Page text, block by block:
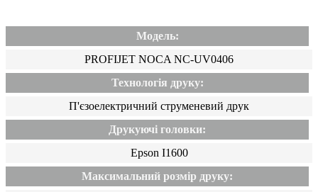
Модель:
PROFIJET NOCA NC-UV0406
Технологія друку:
П'єзоелектричний струменевий друк
Друкуючі головки:
Epson I1600
Максимальний розмір друку: